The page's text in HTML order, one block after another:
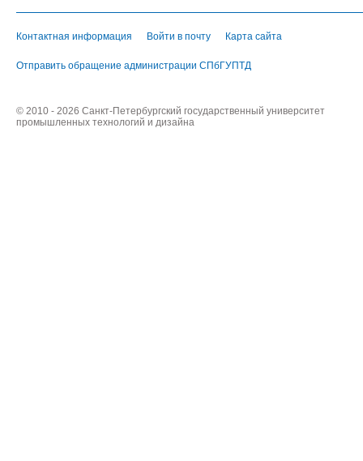
Контактная информация Войти в почту Карта сайта
Отправить обращение администрации СПбГУПТД
© 2010 - 2026 Санкт-Петербургский государственный университет
промышленных технологий и дизайна